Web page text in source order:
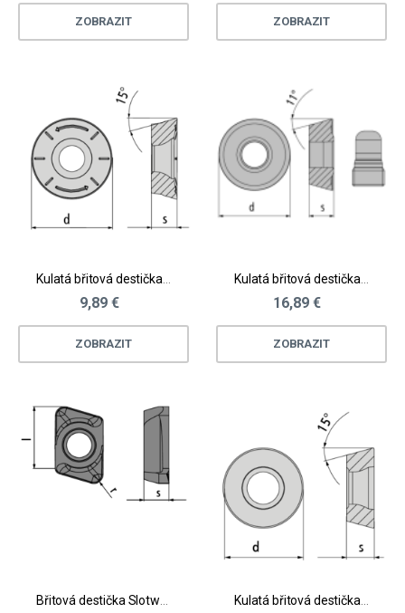
ZOBRAZIT ZOBRAZIT
9,89 €
ZOBRAZIT
16,89 €
ZOBRAZIT
Břitová destička Slotworx® HP vel. S - neželezné materiály Kulatá břitová destička - ocel, litina